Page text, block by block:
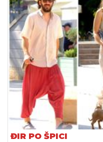
ĐIR PO ŠPICI